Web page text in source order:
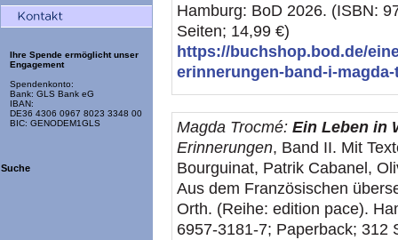
Ihre Spende ermöglicht unser
Engagement
Spendenkonto:
Bank: GLS Bank eG
IBAN:
DE36 4306 0967 8023 3348 00
BIC: GENODEM1GLS
Suche
Hamburg: BoD 2026. (ISBN:
Seiten; 14,99 €)
https://buchshop.bod.de/
erinnerungen-band-i-magda-
Magda Trocmé: Ein Leben in
Erinnerungen, Band II. Mit
Bourguinat, Patrik Cabanel,
Aus dem Französischen
Orth. (Reihe: edition pace).
6957-3181-7; Paperback; 312